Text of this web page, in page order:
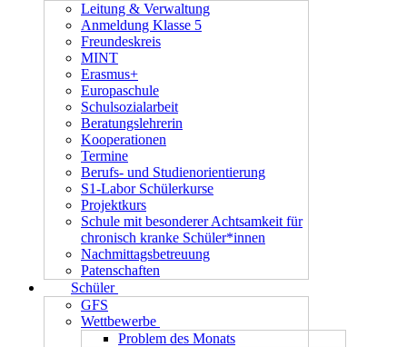
Leitung & Verwaltung
Anmeldung Klasse 5
Freundeskreis
MINT
Erasmus+
Europaschule
Schulsozialarbeit
Beratungslehrerin
Kooperationen
Termine
Berufs- und Studienorientierung
S1-Labor Schülerkurse
Projektkurs
Schule mit besonderer Achtsamkeit für
chronisch kranke Schüler*innen
Nachmittagsbetreuung
Patenschaften
Schüler
GFS
Wettbewerbe
Problem des Monats